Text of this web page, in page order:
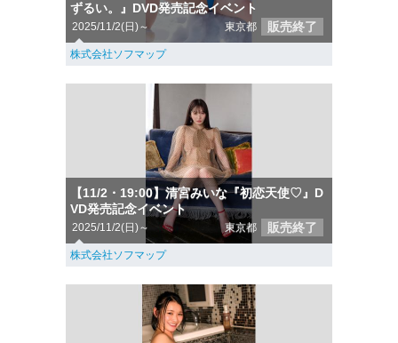
ずるい。』DVD発売記念イベント
2025/11/2(日)～ 東京都 販売終了
株式会社ソフマップ
【11/2・19:00】清宮みいな『初恋天使♡』D
VD発売記念イベント
2025/11/2(日)～ 東京都 販売終了
株式会社ソフマップ